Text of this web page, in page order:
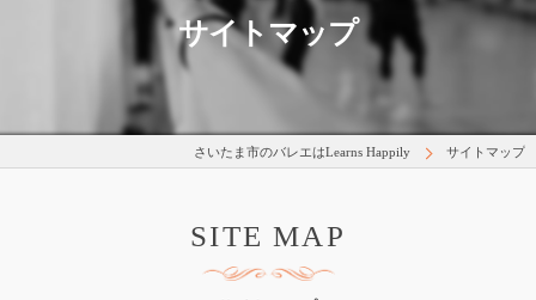
サイトマップ
さいたま市のバレエはLearns Happily サイトマップ
SITE MAP